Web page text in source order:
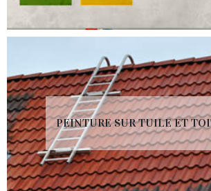
PEINTURE SUR TUILE ET